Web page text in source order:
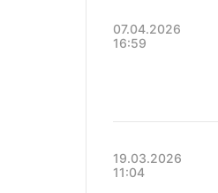
07.04.2026
16:59
19.03.2026
11:04